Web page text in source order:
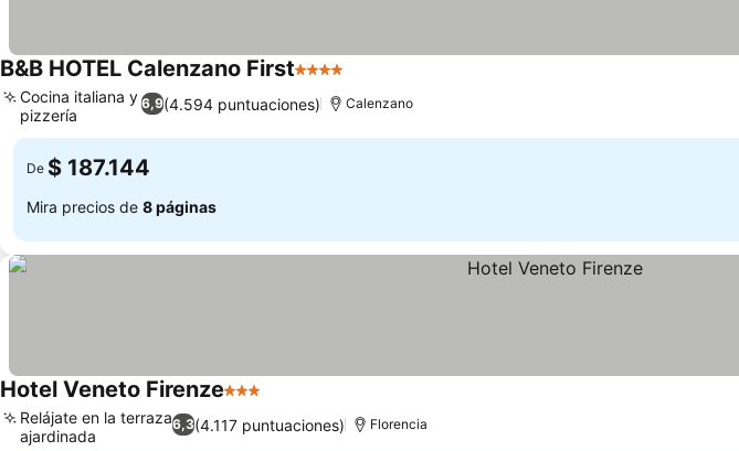
B&B HOTEL Calenzano First4 Estrellas
6,9(4.594 puntuaciones)
Cocina italiana y
pizzería
Calenzano
De $ 187.144
Mira precios de 8 páginas
Hotel Veneto Firenze3 Estrellas
6,3(4.117 puntuaciones)
Relájate en la terraza
ajardinada
Florencia